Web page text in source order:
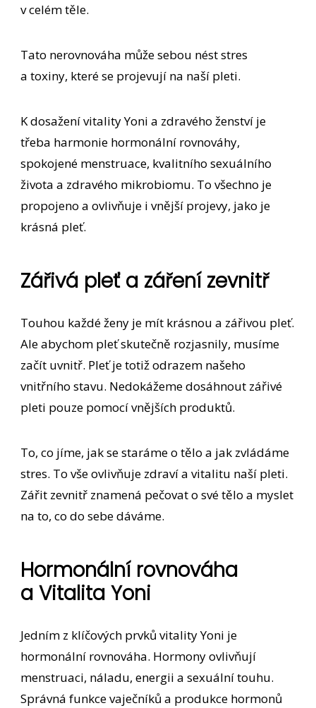
v celém těle.
Tato nerovnováha může sebou nést stres
a toxiny, které se projevují na naší pleti.
K dosažení vitality Yoni a zdravého ženství je
třeba harmonie hormonální rovnováhy,
spokojené menstruace, kvalitního sexuálního
života a zdravého mikrobiomu. To všechno je
propojeno a ovlivňuje i vnější projevy, jako je
krásná pleť.
Zářivá pleť a záření zevnitř
Touhou každé ženy je mít krásnou a zářivou pleť.
Ale abychom pleť skutečně rozjasnily, musíme
začít uvnitř. Pleť je totiž odrazem našeho
vnitřního stavu. Nedokážeme dosáhnout zářivé
pleti pouze pomocí vnějších produktů.
To, co jíme, jak se staráme o tělo a jak zvládáme
stres. To vše ovlivňuje zdraví a vitalitu naší pleti.
Zářit zevnitř znamená pečovat o své tělo a myslet
na to, co do sebe dáváme.
Hormonální rovnováha
a Vitalita Yoni
Jedním z klíčových prvků vitality Yoni je
hormonální rovnováha. Hormony ovlivňují
menstruaci, náladu, energii a sexuální touhu.
Správná funkce vaječníků a produkce hormonů